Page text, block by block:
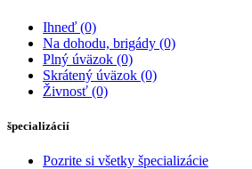
Ihneď (0)
Na dohodu, brigády (0)
Plný úväzok (0)
Skrátený úväzok (0)
Živnosť (0)
špecializácií
Pozrite si všetky špecializácie